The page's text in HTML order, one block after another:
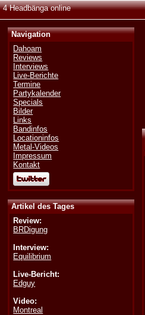
4 Headbänga online
Navigation
Dahoam
Reviews
Interviews
Live-Berichte
Termine
Partykalender
Specials
Bilder
Links
Bandinfos
Locationinfos
Metal-Videos
Impressum
Kontakt
Artikel des Tages
Review:
BRDigung
Interview:
Equilibrium
Live-Bericht:
Edguy
Video:
Montreal